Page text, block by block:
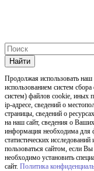
Найти
Продолжая использовать наш
использованием систем
систем) файлов cookie, иных
ip-адресе, сведений о
страницы, сведений о
на наш сайт, сведения о
информация необходима для
статистических
пользоваться сайтом, если
необходимо установить
сайт. Политика